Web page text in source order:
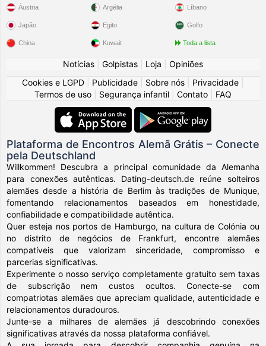
Áustria
Japão
China
Argélia
Egito
Kuwait
Líbano
Golfo
Toda a lista
Notícias Golpistas Loja
Opiniões
Cookies e LGPD
Publicidade Sobre nós Privacidade
Termos de uso
Segurança infantil Contato FAQ
Plataforma de Encontros Alemã Grátis – Conecte
pela Deutschland
Willkommen! Descubra a principal comunidade da Alemanha
para conexões autênticas. Dating-deutsch.de reúne solteiros
alemães desde a história de Berlim às tradições de Munique,
fomentando relacionamentos baseados em honestidade,
confiabilidade e compatibilidade autêntica.
Quer esteja nos portos de Hamburgo, na cultura de Colónia ou
no distrito de negócios de Frankfurt, encontre alemães
compatíveis que valorizam sinceridade, compromisso e
parcerias significativas.
Experimente o nosso serviço completamente gratuito sem taxas
de subscrição nem custos ocultos. Conecte-se com
compatriotas alemães que apreciam qualidade, autenticidade e
relacionamentos duradouros.
Junte-se a milhares de alemães já descobrindo conexões
significativas através da nossa plataforma confiável.